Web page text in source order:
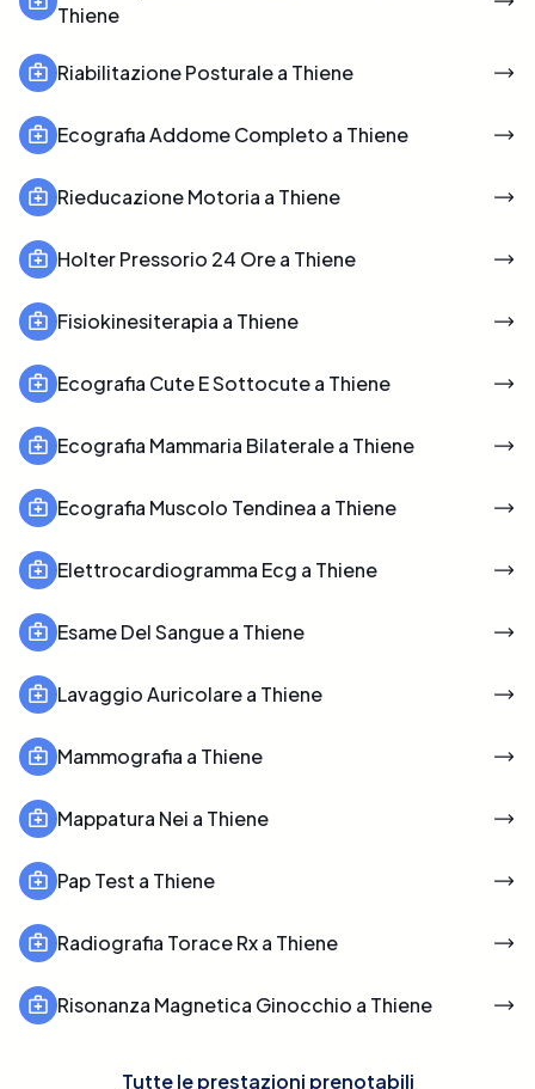
Thiene
Riabilitazione Posturale a Thiene
Ecografia Addome Completo a Thiene
Rieducazione Motoria a Thiene
Holter Pressorio 24 Ore a Thiene
Fisiokinesiterapia a Thiene
Ecografia Cute E Sottocute a Thiene
Ecografia Mammaria Bilaterale a Thiene
Ecografia Muscolo Tendinea a Thiene
Elettrocardiogramma Ecg a Thiene
Esame Del Sangue a Thiene
Lavaggio Auricolare a Thiene
Mammografia a Thiene
Mappatura Nei a Thiene
Pap Test a Thiene
Radiografia Torace Rx a Thiene
Risonanza Magnetica Ginocchio a Thiene
Tutte le prestazioni prenotabili